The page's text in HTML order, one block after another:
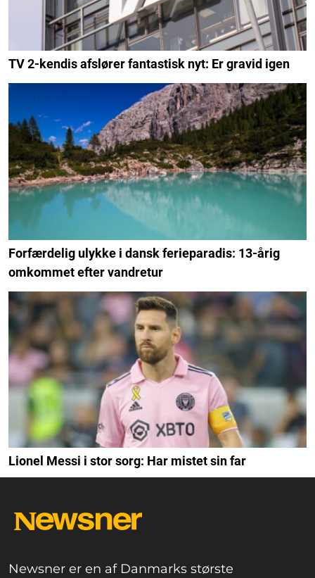
TV 2-kendis afslører fantastisk nyt: Er gravid igen
Forfærdelig ulykke i dansk ferieparadis: 13-årig
omkommet efter vandretur
Lionel Messi i stor sorg: Har mistet sin far
Newsner er en af Danmarks største